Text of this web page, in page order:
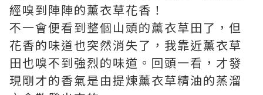
經嗅到陣陣的薰衣草花香！
不一會便看到整個山頭的薰衣草田了，但
花香的味道也突然消失了，我靠近薰衣草
田也嗅不到強烈的味道。回頭一看，才發
現剛才的香氣是由提煉薰衣草精油的蒸溜